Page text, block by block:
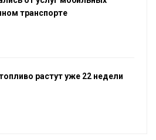
транспорте
растут уже 22 недели